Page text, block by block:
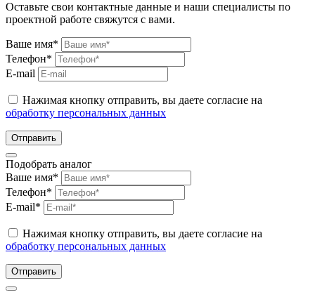
Оставьте свои контактные данные и наши специалисты по
проектной работе свяжутся с вами.
Ваше имя*
Телефон*
E-mail
Нажимая кнопку отправить, вы даете согласие на
обработку персональных данных
Отправить
Подобрать аналог
Ваше имя*
Телефон*
E-mail*
Нажимая кнопку отправить, вы даете согласие на
обработку персональных данных
Отправить